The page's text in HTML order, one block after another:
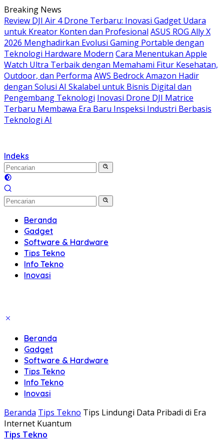
Langsung
ke
konten
Breaking News
Review DJI Air 4 Drone Terbaru: Inovasi Gadget Udara
untuk Kreator Konten dan Profesional ASUS ROG Ally X
2026 Menghadirkan Evolusi Gaming Portable dengan
Teknologi Hardware Modern Cara Menentukan Apple
Watch Ultra Terbaik dengan Memahami Fitur Kesehatan,
Outdoor, dan Performa AWS Bedrock Amazon Hadir
dengan Solusi AI Skalabel untuk Bisnis Digital dan
Pengembang Teknologi Inovasi Drone DJI Matrice
Terbaru Membawa Era Baru Inspeksi Industri Berbasis
Teknologi AI
Indeks
Beranda
Gadget
Software & Hardware
Tips Tekno
Info Tekno
Inovasi
Beranda
Gadget
Software & Hardware
Tips Tekno
Info Tekno
Inovasi
Beranda Tips Tekno Tips Lindungi Data Pribadi di Era
Internet Kuantum
Tips Tekno